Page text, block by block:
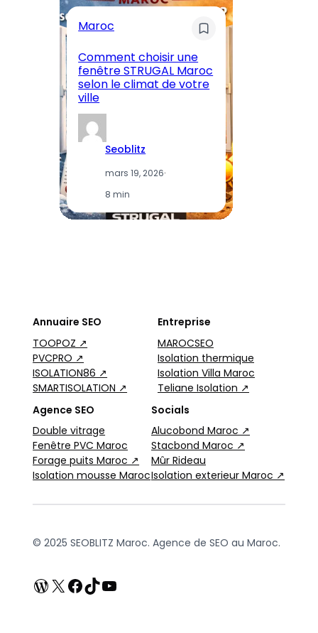
Maroc
Comment choisir une
fenêtre STRUGAL Maroc
selon le climat de votre
ville
Seoblitz
mars 19, 2026·
8 min
Annuaire SEO
TOOPOZ ↗
PVCPRO ↗
ISOLATION86 ↗
SMARTISOLATION ↗
Entreprise
MAROCSEO
Isolation thermique
Isolation Villa Maroc
Teliane Isolation ↗
Agence SEO
Double vitrage
Fenêtre PVC Maroc
Forage puits Maroc ↗
Isolation mousse Maroc
Socials
Alucobond Maroc ↗
Stacbond Maroc ↗
Mûr Rideau
Isolation exterieur Maroc ↗
© 2025 SEOBLITZ Maroc. Agence de SEO au Maroc.
WordPress
X Facebook
TikTokYouTube